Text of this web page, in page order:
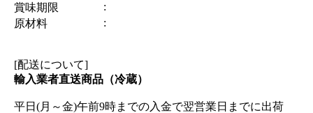
賞味期限
:
原材料
:
[配送について]
輸入業者直送商品（冷蔵）
平日(月～金)午前9時までの入金で翌営業日までに出荷